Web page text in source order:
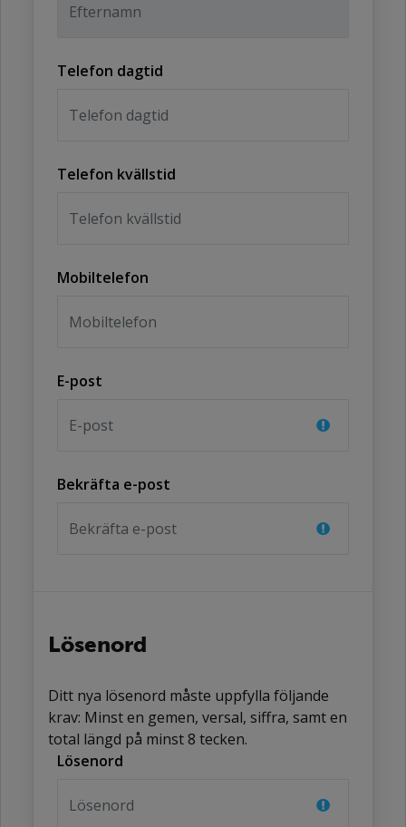
Telefon dagtid
Telefon kvällstid
Mobiltelefon
E-post
Bekräfta e-post
Lösenord
Ditt nya lösenord måste uppfylla följande
krav: Minst en gemen, versal, siffra, samt en
total längd på minst 8 tecken.
Lösenord